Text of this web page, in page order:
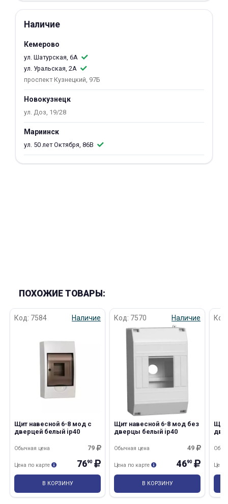
Наличие
Кемерово
ул. Шатурская, 6А
ул. Уральская, 2А
проспект Кузнецкий, 97Б
Новокузнецк
ул. Доз, 19/28
Мариинск
ул. 50 лет Октября, 86В
ПОХОЖИЕ ТОВАРЫ:
Код: 7584 Наличие
Щит навесной 6-8 мод с
дверцей белый ip40
79
Обычная цена
7690
Цена по карте
В КОРЗИНУ
Код: 7570 Наличие
Щит навесной 6-8 мод без
дверцы белый ip40
49
Обычная цена
4690
Цена по карте
В КОРЗИНУ
Щит
Цена
об оплате Плайтом
раз в 2
недели
8 800 302-02-51
plait.ru